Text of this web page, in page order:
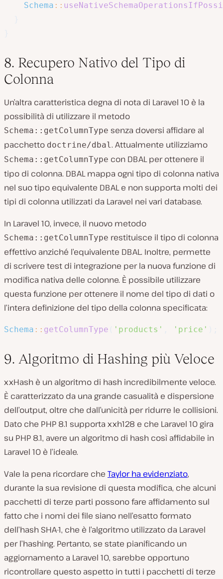
Schema ::
8. Recupero Nativo del Tipo di
Colonna
Un’altra caratteristica degna di nota di Laravel 10 è la
possibilità di utilizzare il metodo
Schema::getColumnType senza doversi affidare al
pacchetto doctrine/dbal. Attualmente utilizziamo
Schema::getColumnType con DBAL per ottenere il
tipo di colonna. DBAL mappa ogni tipo di colonna nativa
nel suo tipo equivalente DBAL e non supporta molti dei
tipi di colonna utilizzati da Laravel nei vari database.
In Laravel 10, invece, il nuovo metodo
Schema::getColumnType restituisce il tipo di colonna
effettivo anziché l’equivalente DBAL. Inoltre, permette
di scrivere test di integrazione per la nuova funzione di
modifica nativa delle colonne. È possibile utilizzare
questa funzione per ottenere il nome del tipo di dati o
l’intera definizione del tipo della colonna specificata:
Schema :: getColumnType 'products' 'price'
9. Algoritmo di Hashing più Veloce
xxHash è un algoritmo di hash incredibilmente veloce.
È caratterizzato da una grande casualità e dispersione
dell’output, oltre che dall’unicità per ridurre le collisioni.
Dato che PHP 8.1 supporta xxh128 e che Laravel 10 gira
su PHP 8.1, avere un algoritmo di hash così affidabile in
Laravel 10 è l’ideale.
Vale la pena ricordare che Taylor ha evidenziato,
durante la sua revisione di questa modifica, che alcuni
pacchetti di terze parti possono fare affidamento sul
fatto che i nomi dei file siano nell’esatto formato
dell’hash SHA-1, che è l’algoritmo utilizzato da Laravel
per l’hashing. Pertanto, se state pianificando un
aggiornamento a Laravel 10, sarebbe opportuno
ricontrollare questo aspetto in tutti i pacchetti di terze